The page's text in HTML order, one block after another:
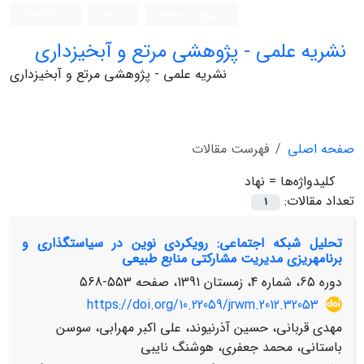
نشریه علمی - پژوهشی مرتع و آبخیزداری
نشریه علمی - پژوهشی مرتع و آبخیزداری
صفحه اصلی
فهرست مقالات
کلیدواژه‌ها = نهاد
تعداد مقالات:
1
تحلیل شبکه اجتماعی: رویکردی نوین در سیاست‏گذاری و
برنامه‏ریزی مدیریت مشارکتی منابع طبیعی
دوره 65، شماره 4، زمستان 1391، صفحه
553-568
https://doi.org/10.22059/jrwm.2012.32053
مهدی قربانی، حسین آذرنیوند، علی اکبر مهرابی، سوسن
باستانی، محمد جعفری، هوشنگ نایبی